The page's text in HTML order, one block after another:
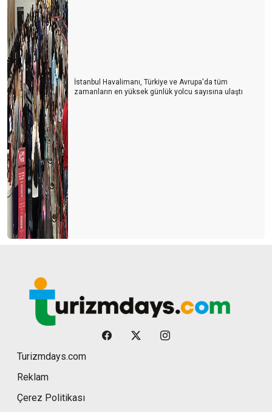
İstanbul Havalimanı, Türkiye ve Avrupa'da tüm
zamanların en yüksek günlük yolcu sayısına ulaştı
Turizmdays.com
Reklam
Çerez Politikası